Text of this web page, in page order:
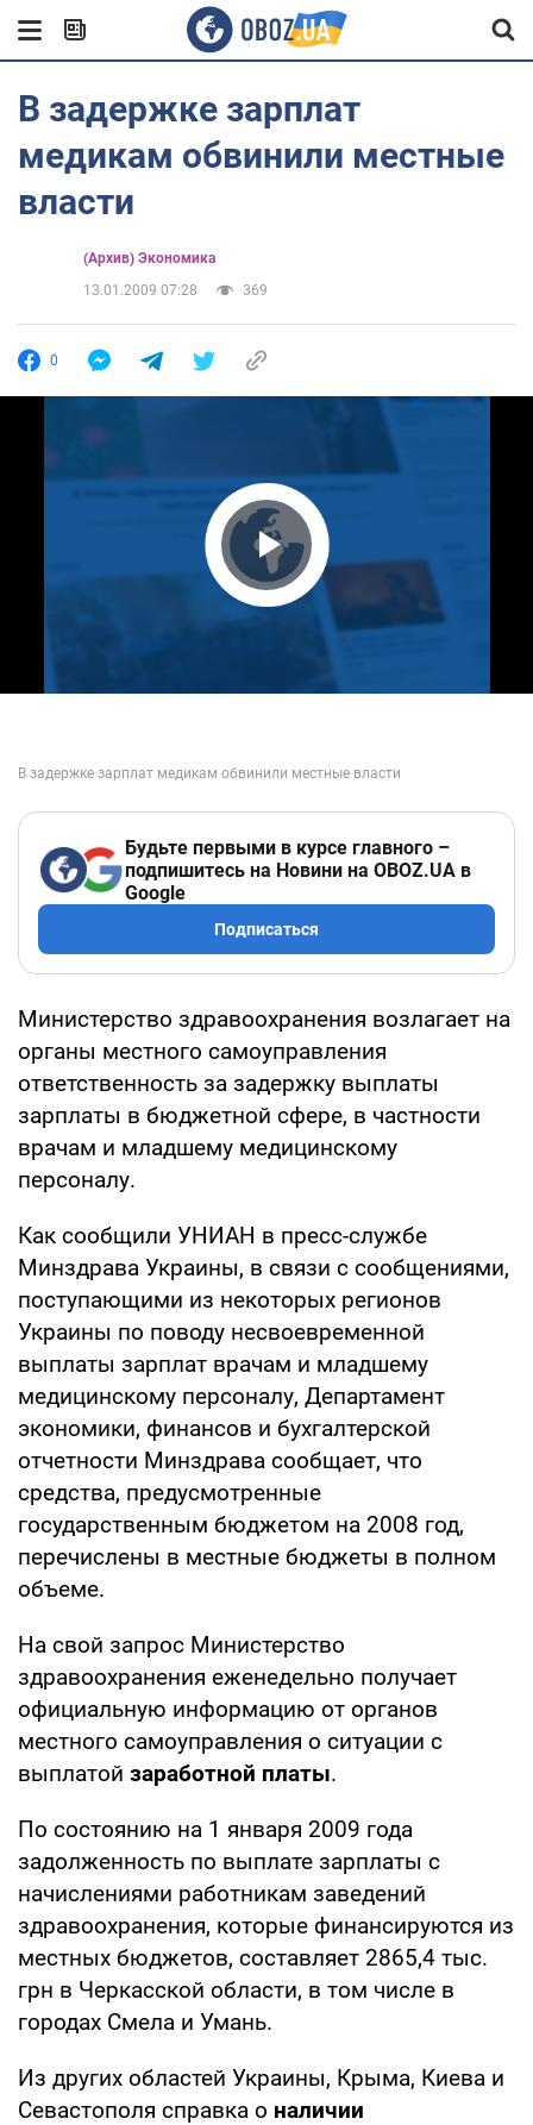
В задержке зарплат
медикам обвинили местные
власти
(Архив) Экономика
13.01.2009 07:28
369
0
Play Video
Будьте первыми в курсе главного –
подпишитесь на Новини на OBOZ.UA в
Google
Подписаться
Министерство здравоохранения возлагает на
органы местного самоуправления
ответственность за задержку выплаты
зарплаты в бюджетной сфере, в частности
врачам и младшему медицинскому
персоналу.
Как сообщили УНИАН в пресс-службе
Минздрава Украины, в связи с сообщениями,
поступающими из некоторых регионов
Украины по поводу несвоевременной
выплаты зарплат врачам и младшему
медицинскому персоналу, Департамент
экономики, финансов и бухгалтерской
отчетности Минздрава сообщает, что
средства, предусмотренные
государственным бюджетом на 2008 год,
перечислены в местные бюджеты в полном
объеме.
На свой запрос Министерство
здравоохранения еженедельно получает
официальную информацию от органов
местного самоуправления о ситуации с
выплатой заработной платы.
По состоянию на 1 января 2009 года
задолженность по выплате зарплаты с
начислениями работникам заведений
здравоохранения, которые финансируются из
местных бюджетов, составляет 2865,4 тыс.
грн в Черкасской области, в том числе в
городах Смела и Умань.
Из других областей Украины, Крыма, Киева и
Севастополя справка о наличии